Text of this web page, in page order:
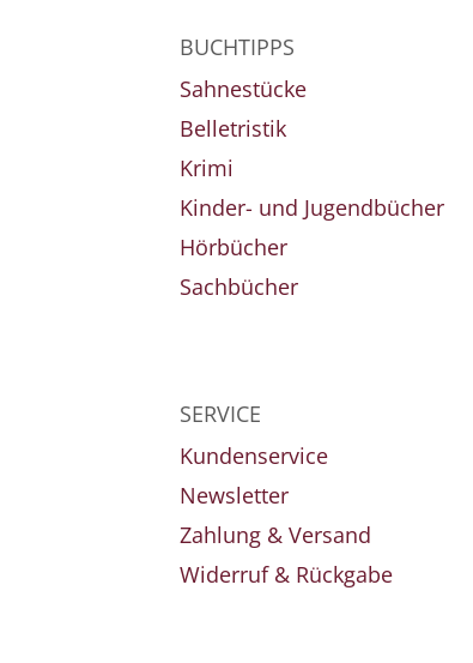
BUCHTIPPS
Sahnestücke
Belletristik
Krimi
Kinder- und Jugendbücher
Hörbücher
Sachbücher
SERVICE
Kundenservice
Newsletter
Zahlung & Versand
Widerruf & Rückgabe